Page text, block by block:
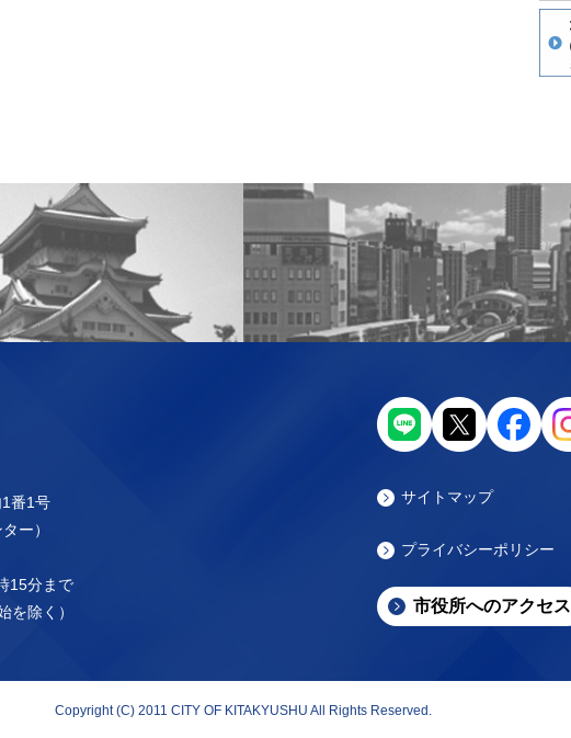
番1号
ー）
15分まで
を除く）
サイトマップ
プライバシーポリシー
市役所へのアクセス
Copyright (C) 2011 CITY OF KITAKYUSHU All Rights Reserved.